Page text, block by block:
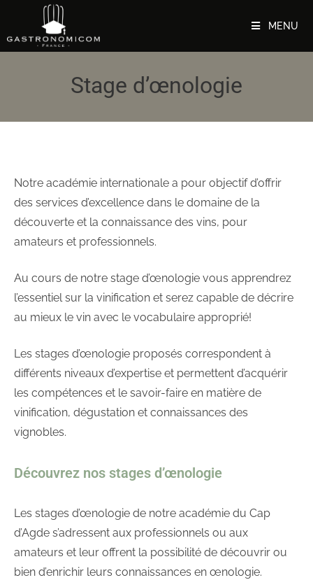
MENU
Stage d’œnologie
Notre académie internationale a pour objectif d’offrir
des services d’excellence dans le domaine de la
découverte et la connaissance des vins, pour
amateurs et professionnels.
Au cours de notre stage d’œnologie vous apprendrez
l’essentiel sur la vinification et serez capable de décrire
au mieux le vin avec le vocabulaire approprié!
Les stages d’œnologie proposés correspondent à
différents niveaux d’expertise et permettent d’acquérir
les compétences et le savoir-faire en matière de
vinification, dégustation et connaissances des
vignobles.
Découvrez nos stages d’œnologie
Les stages d’œnologie de notre académie du Cap
d’Agde s’adressent aux professionnels ou aux
amateurs et leur offrent la possibilité de découvrir ou
bien d’enrichir leurs connaissances en œnologie.